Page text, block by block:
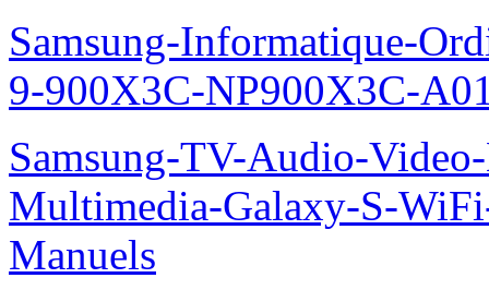
Samsung-Informatique-
9-900X3C-NP900X3C-
Samsung-TV-Audio-
Multimedia-Galaxy-S-
Manuels